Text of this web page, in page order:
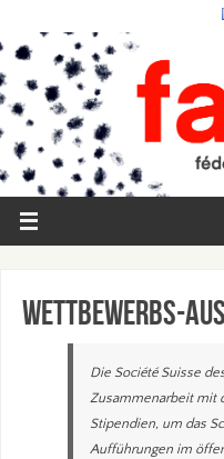
Wettbewerbs-
Die Société Suisse
Zusammenarbeit mit
Stipendien, um das
Aufführungen im